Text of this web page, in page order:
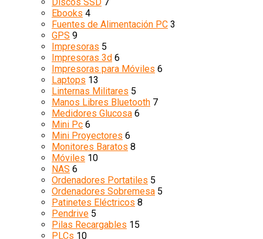
Ebooks 4
Fuentes de Alimentación PC 3
GPS 9
Impresoras 5
Impresoras 3d 6
Impresoras para Móviles 6
Laptops 13
Linternas Militares 5
Manos Libres Bluetooth 7
Medidores Glucosa 6
Mini Pc 6
Mini Proyectores 6
Monitores Baratos 8
Móviles 10
NAS 6
Ordenadores Portatiles 5
Ordenadores Sobremesa 5
Patinetes Eléctricos 8
Pendrive 5
Pilas Recargables 15
PLCs 10